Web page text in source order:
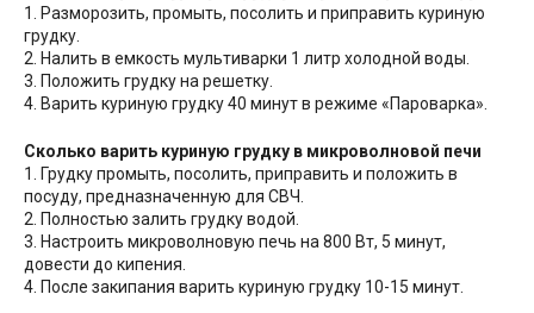
1. Разморозить, промыть, посолить и приправить куриную
грудку.
2. Налить в емкость мультиварки 1 литр холодной воды.
3. Положить грудку на решетку.
4. Варить куриную грудку 40 минут в режиме «Пароварка».
Сколько варить куриную грудку в микроволновой печи
1. Грудку промыть, посолить, приправить и положить в
посуду, предназначенную для СВЧ.
2. Полностью залить грудку водой.
3. Настроить микроволновую печь на 800 Вт, 5 минут,
довести до кипения.
4. После закипания варить куриную грудку 10-15 минут.